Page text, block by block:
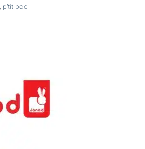
p'tit bac